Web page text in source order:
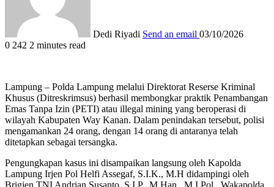
Dedi Riyadi Send an email 03/10/2026
0 242 2 minutes read
Lampung – Polda Lampung melalui Direktorat Reserse Kriminal
Khusus (Ditreskrimsus) berhasil membongkar praktik Penambangan
Emas Tanpa Izin (PETI) atau illegal mining yang beroperasi di
wilayah Kabupaten Way Kanan. Dalam penindakan tersebut, polisi
mengamankan 24 orang, dengan 14 orang di antaranya telah
ditetapkan sebagai tersangka.
Pengungkapan kasus ini disampaikan langsung oleh Kapolda
Lampung Irjen Pol Helfi Assegaf, S.I.K., M.H didampingi oleh
Brigjen TNI Andrian Susanto, S.I.P., M.Han., M.I.Pol., Wakapolda